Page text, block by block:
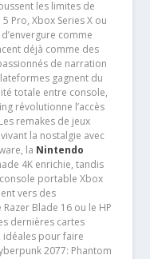
les limites de
Pro, Xbox Series X ou
comme
déjà comme des
de narration
gagnent du
totale entre console,
révolutionne l’accès
remakes de jeux
la nostalgie avec
la Nintendo
4K enrichie, tandis
portable Xbox
vers des
Blade 16 ou le HP
dernières cartes
idéales pour faire
2077: Phantom